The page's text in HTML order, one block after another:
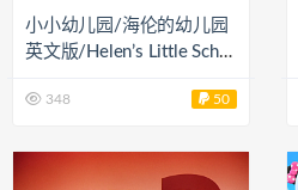
小小幼儿园/海伦的幼儿园
英文版/Helen’s Little Scho
网盘下载 EA40199
348 50